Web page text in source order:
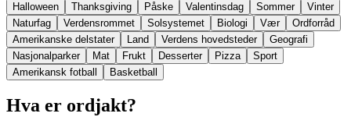
Halloween Thanksgiving Påske Valentinsdag Sommer
Vinter
Naturfag
Verdensrommet Solsystemet Biologi Vær
Ordforråd
Amerikanske delstater
Land Verdens hovedsteder
Geografi
Nasjonalparker
Mat Frukt Desserter Pizza
Sport
Amerikansk fotball
Basketball
Hva er ordjakt?